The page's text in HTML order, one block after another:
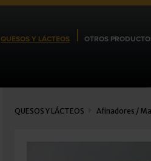
QUESOS Y LÁCTEOS OTROS
QUESOS Y LÁCTEOS Afinadores /